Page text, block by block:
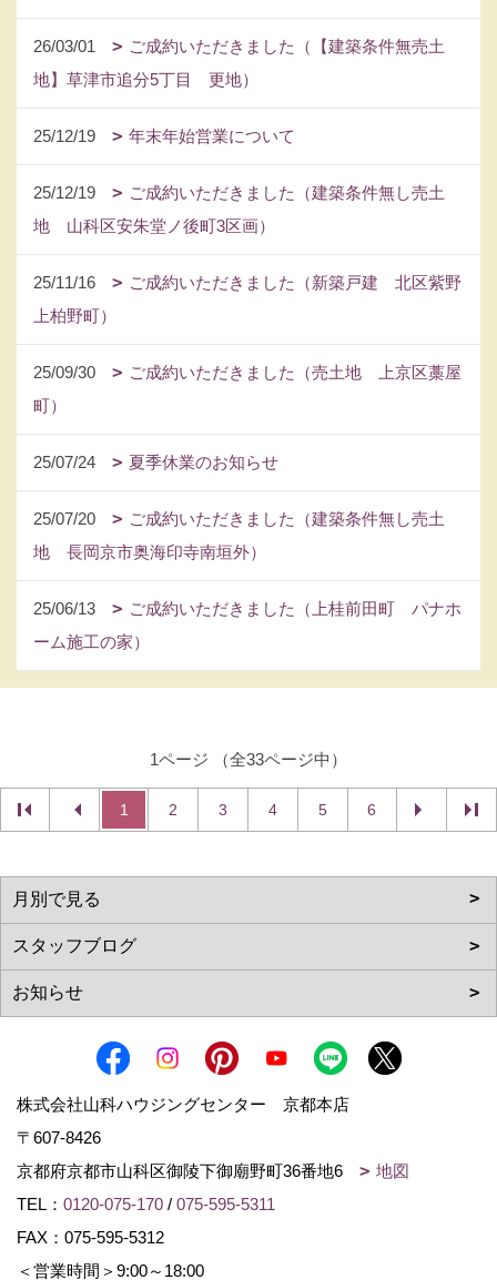
26/03/01
ご成約いただきました（【建築条件無売土
地】草津市追分5丁目 更地）
25/12/19 年末年始営業について
25/12/19
ご成約いただきました（建築条件無し売土
地 山科区安朱堂ノ後町3区画）
25/11/16
ご成約いただきました（新築戸建 北区紫野
上柏野町）
25/09/30
ご成約いただきました（売土地 上京区藁屋
町）
25/07/24 夏季休業のお知らせ
25/07/20
ご成約いただきました（建築条件無し売土
地 長岡京市奥海印寺南垣外）
25/06/13
ご成約いただきました（上桂前田町 パナホ
ーム施工の家）
1ページ （全33ページ中）
1 2 3 4 5 6
株式会社山科ハウジングセンター 京都本店
〒607-8426
京都府京都市山科区御陵下御廟野町36番地6
地図
TEL： 0120-075-170 / 075-595-5311
FAX：075-595-5312
＜営業時間＞9:00～18:00